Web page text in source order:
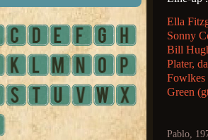
Ella
Sonny
Bill
Plater,
Fowlkes
Green
Pablo,